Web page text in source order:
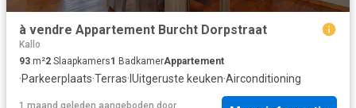
à vendre Appartement Burcht Dorpstraat
Kallo
93 m²2 Slaapkamers1 BadkamerAppartement
·Parkeerplaats·Terras· IUitgeruste keuken·Airconditioning